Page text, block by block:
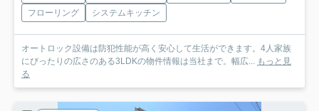
フローリング
システムキッチン
オートロック設備は防犯性能が高く安心して生活ができます。4人家族
にぴったりの広さのある3LDKの物件情報は当社まで。幅広... もっと見
る